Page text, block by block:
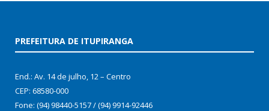
PREFEITURA DE ITUPIRANGA
End.: Av. 14 de julho, 12 – Centro
CEP: 68580-000
Fone: (94) 98440-5157 / (94) 9914-92446